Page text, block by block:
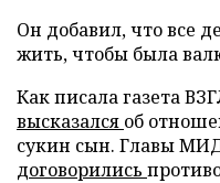
Он добавил, что все
жить, чтобы была
Как писала газета
высказался об
сукин сын. Главы
договорились